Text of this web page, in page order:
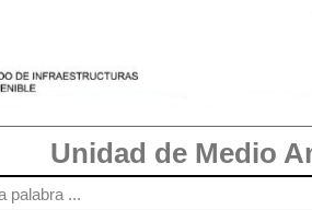
Unidad de Medio